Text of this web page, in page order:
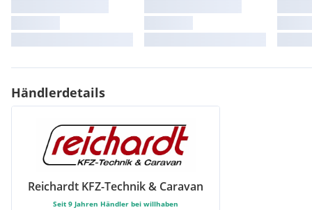
Händlerdetails
Reichardt KFZ-Technik & Caravan
Seit 9 Jahren Händler bei willhaben